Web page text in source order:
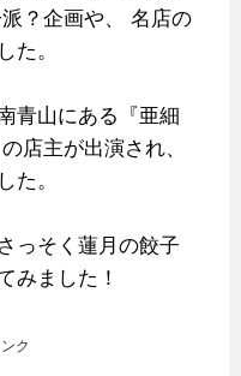
？企画や、
名店の
た。
青山にある『亜細
店主が出演され、
た。
っそく蓮月の餃子
みました！
ク